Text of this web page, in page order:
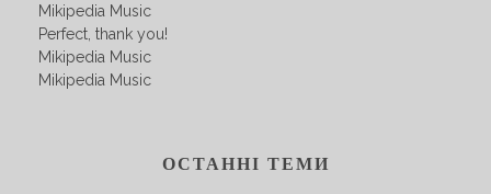
Mikipedia Music
Perfect, thank you!
Mikipedia Music
Mikipedia Music
ОСТАННІ ТЕМИ